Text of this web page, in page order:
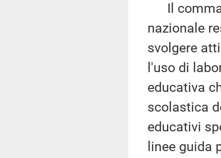
Il comma
nazionale
svolgere
l'uso di
educativa
scolastica
educativi
linee guida